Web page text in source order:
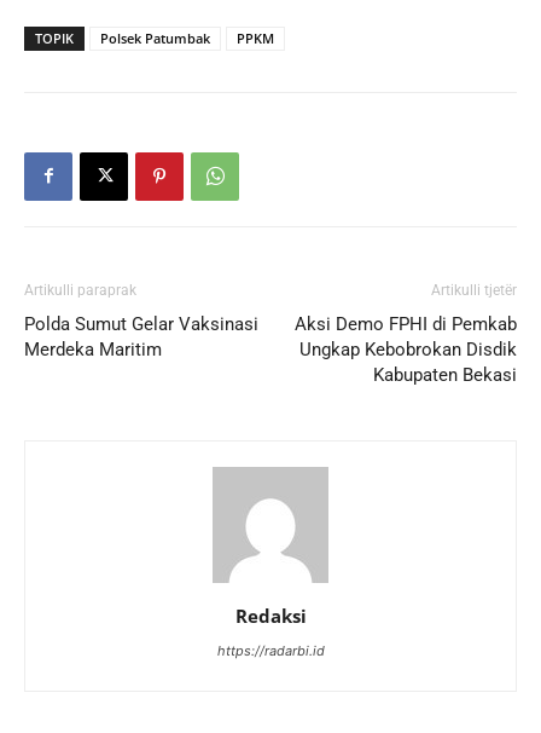
TOPIK Polsek Patumbak PPKM
Artikulli paraprak
Polda Sumut Gelar Vaksinasi
Merdeka Maritim
Artikulli tjetër
Aksi Demo FPHI di Pemkab
Ungkap Kebobrokan Disdik
Kabupaten Bekasi
Redaksi
https://radarbi.id